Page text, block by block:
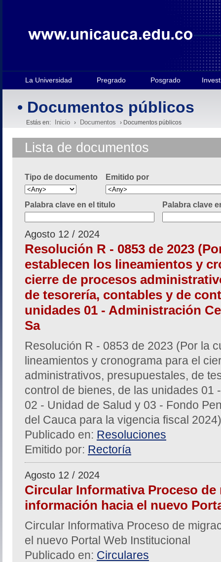
La Universidad Pregrado Posgrado
• Documentos públicos
Estás en: Inicio › Documentos › Documentos públicos
Lista de documentos
Tipo de documento Emitido por
Palabra clave en el titulo Palabra clave
Agosto 12 / 2024
Resolución R - 0853 de 2023
establecen los lineamientos y
cierre de procesos
de tesorería, contables y de
unidades 01 - Administración
Sa
Resolución R - 0853 de 2023 (Por la
lineamientos y cronograma para el
administrativos, presupuestales, de
control de bienes, de las unidades 01
02 - Unidad de Salud y 03 - Fondo
del Cauca para la vigencia fiscal 2024)
Publicado en: Resoluciones
Emitido por: Rectoría
Agosto 12 / 2024
Circular Informativa Proceso de
información hacia el nuevo
Circular Informativa Proceso de
el nuevo Portal Web Institucional
Publicado en: Circulares